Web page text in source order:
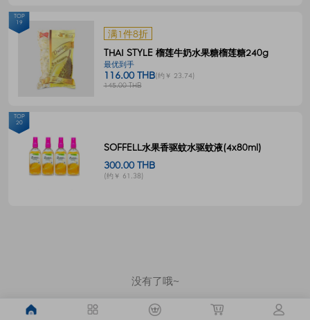
满1件8折
THAI STYLE 榴莲牛奶水果糖榴莲糖240g
最优到手
116.00 THB(约￥ 23.74)
145.00 THB
TOP
19
SOFFELL水果香驱蚊水驱蚊液(4x80ml)
300.00 THB
(约￥ 61.38)
TOP
20
没有了哦~